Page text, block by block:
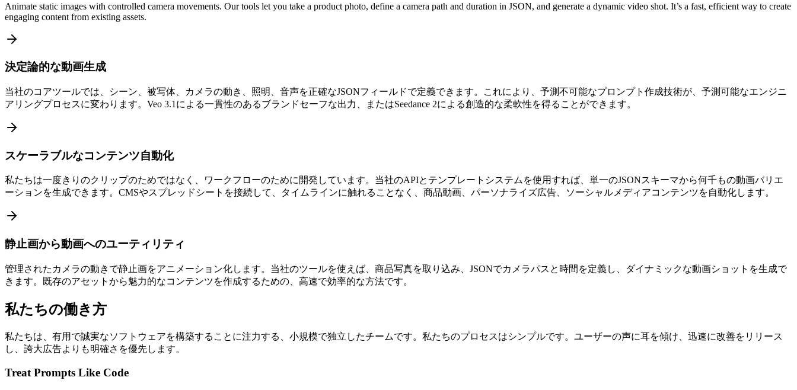
Animate static images with controlled camera movements. Our tools let you take a product photo, define a camera path and duration in JSON, and generate a dynamic video shot. It’s a fast, efficient way to create
engaging content from existing assets.
決定論的な動画生成
当社のコアツールでは、シーン、被写体、カメラの動き、照明、音声を正確なJSONフィールドで定義できます。これにより、予測不可能なプロンプト作成技術が、予測可能なエンジニ
アリングプロセスに変わります。Veo 3.1による一貫性のあるブランドセーフな出力、またはSeedance 2による創造的な柔軟性を得ることができます。
スケーラブルなコンテンツ自動化
私たちは一度きりのクリップのためではなく、ワークフローのために開発しています。当社のAPIとテンプレートシステムを使用すれば、単一のJSONスキーマから何千もの動画バリエ
ーションを生成できます。CMSやスプレッドシートを接続して、タイムラインに触れることなく、商品動画、パーソナライズ広告、ソーシャルメディアコンテンツを自動化します。
静止画から動画へのユーティリティ
管理されたカメラの動きで静止画をアニメーション化します。当社のツールを使えば、商品写真を取り込み、JSONでカメラパスと時間を定義し、ダイナミックな動画ショットを生成で
きます。既存のアセットから魅力的なコンテンツを作成するための、高速で効率的な方法です。
私たちの働き方
私たちは、有用で誠実なソフトウェアを構築することに注力する、小規模で独立したチームです。私たちのプロセスはシンプルです。ユーザーの声に耳を傾け、迅速に改善をリリース
し、誇大広告よりも明確さを優先します。
Treat Prompts Like Code